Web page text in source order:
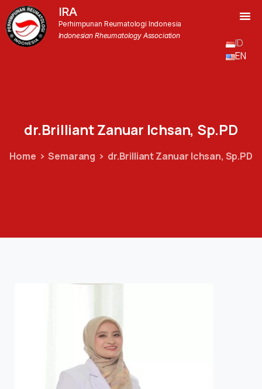
IRA
Perhimpunan Reumatologi Indonesia
Indonesian Rheumatology Association
ID
EN
dr.BrilliantZanuar Ichsan, Sp.PD
Home Semarang dr.Brilliant Zanuar Ichsan, Sp.PD